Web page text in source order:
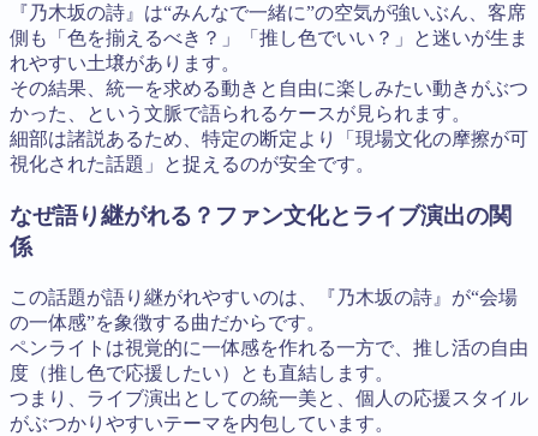
『乃木坂の詩』は“みんなで一緒に”の空気が強いぶん、客席
側も「色を揃えるべき？」「推し色でいい？」と迷いが生ま
れやすい土壌があります。
その結果、統一を求める動きと自由に楽しみたい動きがぶつ
かった、という文脈で語られるケースが見られます。
細部は諸説あるため、特定の断定より「現場文化の摩擦が可
視化された話題」と捉えるのが安全です。
なぜ語り継がれる？ファン文化とライブ演出の関
係
この話題が語り継がれやすいのは、『乃木坂の詩』が“会場
の一体感”を象徴する曲だからです。
ペンライトは視覚的に一体感を作れる一方で、推し活の自由
度（推し色で応援したい）とも直結します。
つまり、ライブ演出としての統一美と、個人の応援スタイル
がぶつかりやすいテーマを内包しています。